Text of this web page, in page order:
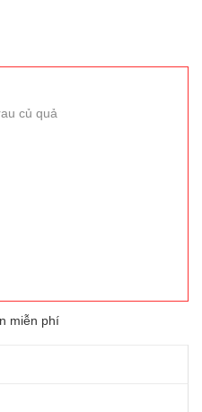
củ quả
miễn phí